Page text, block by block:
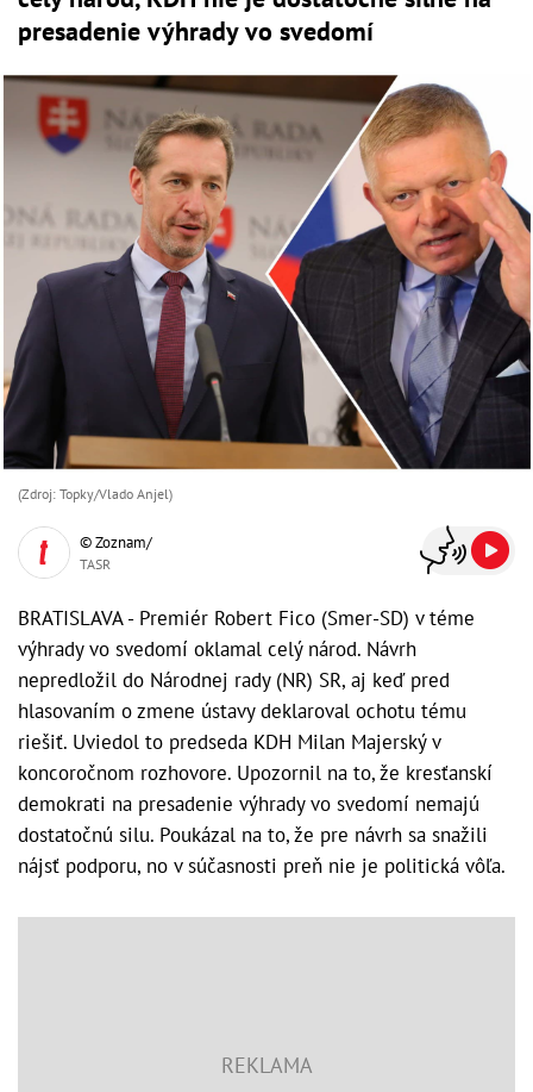
presadenie výhrady vo svedomí
(Zdroj: Topky/Vlado Anjel)
© Zoznam/
TASR
BRATISLAVA - Premiér Robert Fico (Smer-SD) v téme
výhrady vo svedomí oklamal celý národ. Návrh
nepredložil do Národnej rady (NR) SR, aj keď pred
hlasovaním o zmene ústavy deklaroval ochotu tému
riešiť. Uviedol to predseda KDH Milan Majerský v
koncoročnom rozhovore. Upozornil na to, že kresťanskí
demokrati na presadenie výhrady vo svedomí nemajú
dostatočnú silu. Poukázal na to, že pre návrh sa snažili
nájsť podporu, no v súčasnosti preň nie je politická vôľa.